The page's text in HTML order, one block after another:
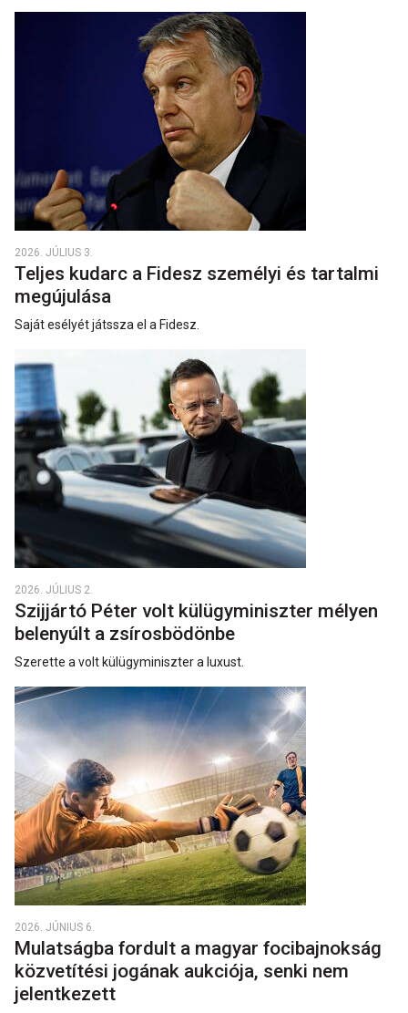
2026. JÚLIUS 3.
Teljes kudarc a Fidesz személyi és tartalmi
megújulása
Saját esélyét játssza el a Fidesz.
2026. JÚLIUS 2.
Szijjártó Péter volt külügyminiszter mélyen
belenyúlt a zsírosbödönbe
Szerette a volt külügyminiszter a luxust.
2026. JÚNIUS 6.
Mulatságba fordult a magyar focibajnokság
közvetítési jogának aukciója, senki nem
jelentkezett